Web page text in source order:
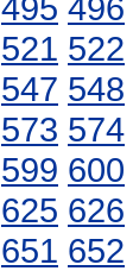
521 522
547 548
573 574
599 600
625 626
651 652